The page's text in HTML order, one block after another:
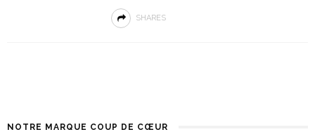
SHARES
NOTRE MARQUE COUP DE CŒUR